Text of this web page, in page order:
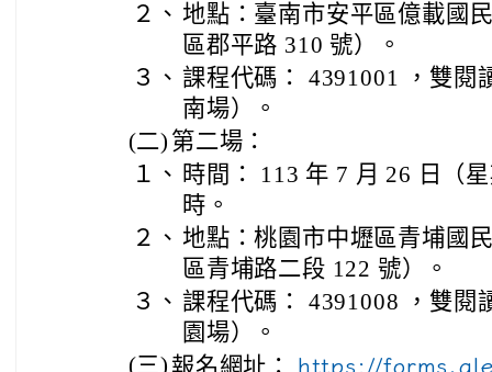
２、 地點：臺南市安平區億載國
區郡平路 310 號）。
３、 課程代碼： 4391001 ，雙閱
南場）。
(二) 第二場：
１、 時間： 113 年 7 月 26 日（
時。
２、 地點：桃園市中壢區青埔國
區青埔路二段 122 號）。
３、 課程代碼： 4391008 ，雙閱
園場）。
(三)
https://